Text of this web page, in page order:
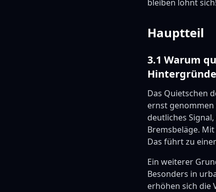
bleiben lohnt sich!
Hauptteil
3.1 Warum
Hintergründe
Das Quietschen
ernst genommen
deutliches
Bremsbeläge.
Das führt zu
Ein weiterer
Besonders in
erhöhen sich die